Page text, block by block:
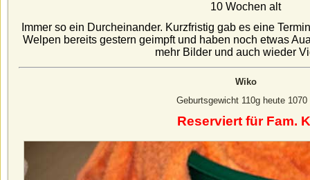
10 Wochen alt
Immer so ein Durcheinander. Kurzfristig gab es eine
Welpen bereits gestern geimpft und haben noch etwas
mehr Bilder und auch wieder
Wiko
Geburtsgewicht 110g heute 1070
Reserviert für Fam.